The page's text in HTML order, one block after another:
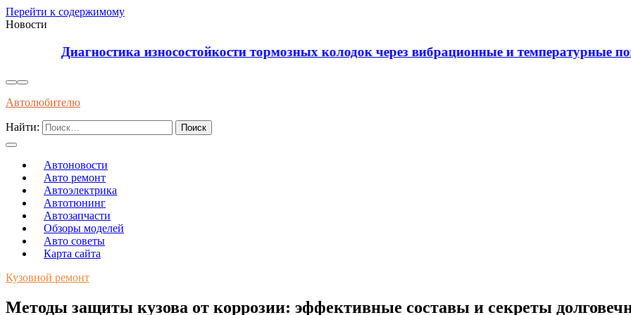
Перейти к содержимому
Новости
Диагностика износостойкости тормозных колодок через вибрационные и температурные показатели
Автолюбителю
Найти:
Автоновости
Авто ремонт
Автоэлектрика
Автотюнинг
Автозапчасти
Обзоры моделей
Авто советы
Карта сайта
Кузовной ремонт
Методы защиты кузова от коррозии: эффективные составы и секреты